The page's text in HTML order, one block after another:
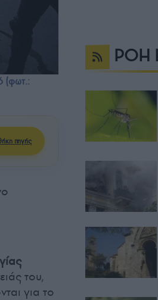
(φωτ.:
πηγής
του,
για το
ΡΟΗ